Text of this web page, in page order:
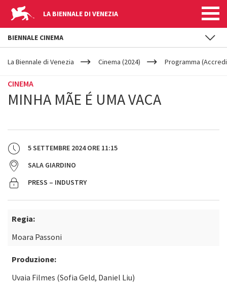
LA BIENNALE DI VENEZIA
YOUR
ARE
La Biennale di Venezia Cinema (2024) Programma
CINEMA
MINHA MÃE É UMA VACA
5 SETTEMBRE 2024ORE 11:15
SALA GIARDINO
PRESS – INDUSTRY
Regia:
Moara Passoni
Produzione:
Uvaia Filmes (Sofia Geld, Daniel Liu)
BIENNALE CINEMA